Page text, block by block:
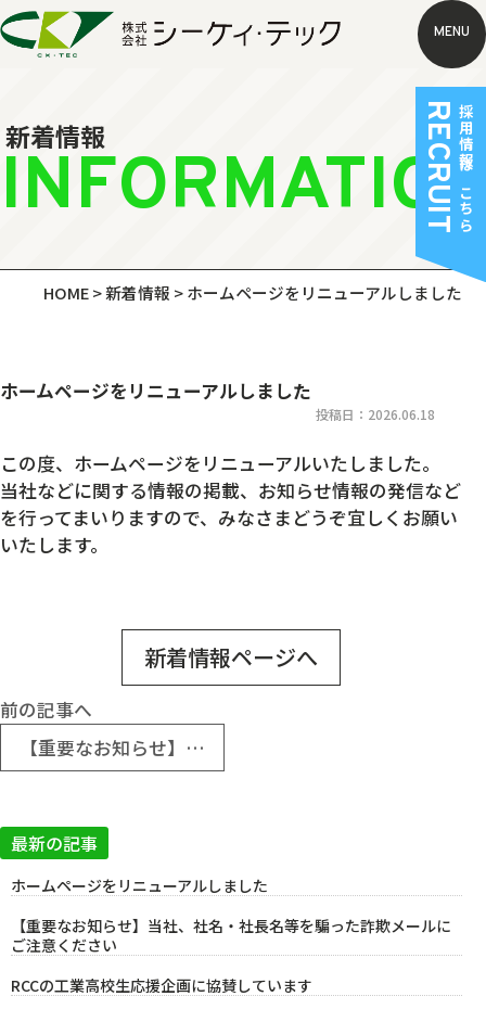
MENU
新着情報
HOME>新着情報 >ホームページをリニューアルしました
ホームページをリニューアルしました
投稿日：2026.06.18
この度、ホームページをリニューアルいたしました。
当社などに関する情報の掲載、お知らせ情報の発信など
を行ってまいりますので、みなさまどうぞ宜しくお願い
いたします。
新着情報ページへ
前の記事へ
【重要なお知らせ】当社、社名・社長名等を騙った詐欺メールにご注意ください
最新の記事
ホームページをリニューアルしました
【重要なお知らせ】当社、社名・社長名等を騙った詐欺メールに
ご注意ください
RCCの工業高校生応援企画に協賛しています
採用情報はこちら
RECRUIT